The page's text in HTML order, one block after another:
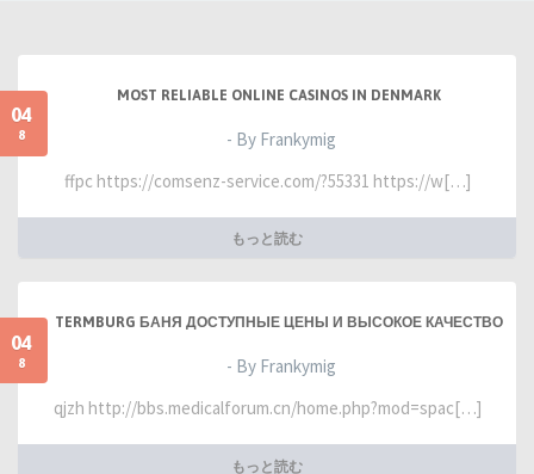
04
8
MOST RELIABLE ONLINE CASINOS IN DENMARK
- By Frankymig
ffpc https://comsenz-service.com/?55331 https://w[…]
もっと読む
04
8
TERMBURG БАНЯ ДОСТУПНЫЕ ЦЕНЫ И ВЫСОКОЕ КАЧЕСТВО
- By Frankymig
qjzh http://bbs.medicalforum.cn/home.php?mod=spac[…]
もっと読む